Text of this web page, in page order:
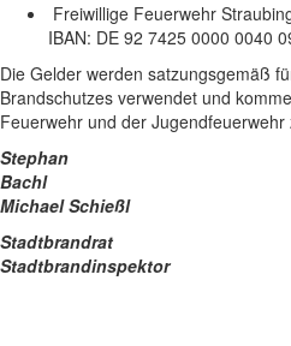
Freiwillige Feuerwehr
IBAN: DE 92 7425 0000 0040
Die Gelder werden satzungsgemäß
Brandschutzes verwendet und
Feuerwehr und der Jugendfeuerwehr
Stephan
Michael Schießl
Stadtbrandinspektor